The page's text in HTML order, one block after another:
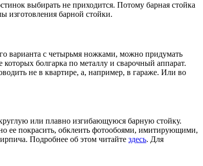
выбирать не приходится. Потому барная стойка
изготовления барной стойки.
варианта с четырьмя ножками, можно придумать
болгарка по металлу и сварочный аппарат.
не в квартире, а, например, в гараже. Или во
или плавно изгибающуюся барную стойку.
ее покрасить, обклеить фотообоями, имитирующими,
Подробнее об этом читайте здесь. Для